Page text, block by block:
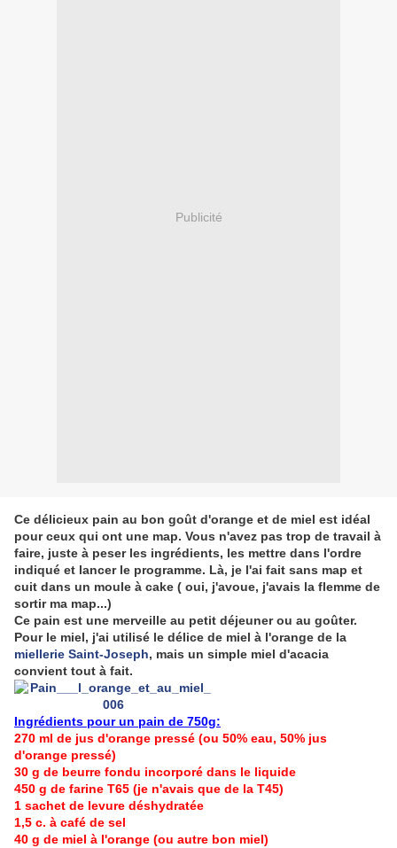
Publicité
Ce délicieux pain au bon goût d'orange et de miel est idéal
pour ceux qui ont une map. Vous n'avez pas trop de travail à
faire, juste à peser les ingrédients, les mettre dans l'ordre
indiqué et lancer le programme. Là, je l'ai fait sans map et
cuit dans un moule à cake ( oui, j'avoue, j'avais la flemme de
sortir ma map...)
Ce pain est une merveille au petit déjeuner ou au goûter.
Pour le miel, j'ai utilisé le délice de miel à l'orange de la
miellerie Saint-Joseph, mais un simple miel d'acacia
convient tout à fait.
Ingrédients pour un pain de 750g:
270 ml de jus d'orange pressé (ou 50% eau, 50% jus
d'orange pressé)
30 g de beurre fondu incorporé dans le liquide
450 g de farine T65 (je n'avais que de la T45)
1 sachet de levure déshydratée
1,5 c. à café de sel
40 g de miel à l'orange (ou autre bon miel)